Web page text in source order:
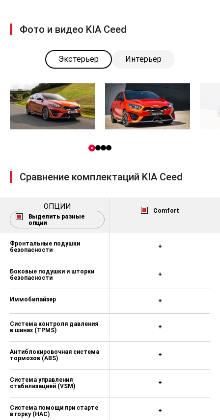
Фото и видео KIA Ceed
Экстерьер Интерьер
Сравнение комплектаций KIA Ceed
ОПЦИИ
Выделить разные
опции
Comfort
Фронтальные подушки
безопасности
Боковые подушки и шторки
безопасности
Иммобилайзер
Система контроля давления
в шинах (TPMS)
Антиблокировочная система
тормозов (ABS)
Система управления
стабилизацией (VSM)
Система помощи при старте
в горку (HAC)
+
+
+
+
+
+
+